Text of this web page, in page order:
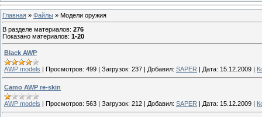
Главная » Файлы » Модели оружия
В разделе материалов: 276
Показано материалов: 1-20
Black AWP
AWP models | Просмотров: 499 | Загрузок: 237 | Добавил: SAPER | Дата: 15.12.2009 |
Camo AWP re-skin
AWP models | Просмотров: 563 | Загрузок: 212 | Добавил: SAPER | Дата: 15.12.2009 |